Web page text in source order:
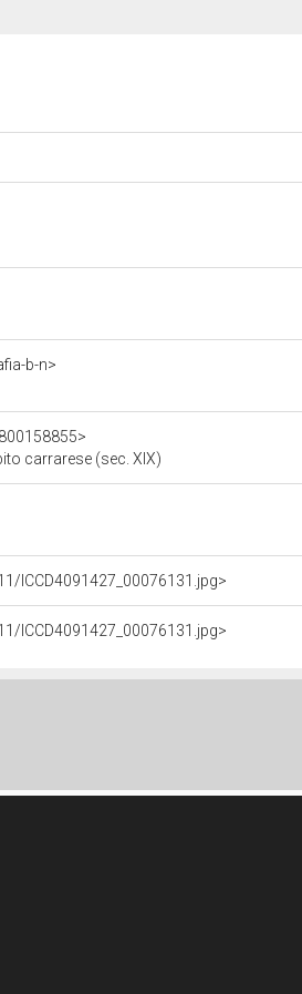
b-n>
carrarese (sec. XIX)
ICCD4091427_00076131.jpg>
ICCD4091427_00076131.jpg>